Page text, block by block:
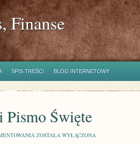
Finanse
SPIS TREŚCI BLOG INTERNETOWY
Święte
BIBLIA
ZOSTAŁA WYŁĄCZONA